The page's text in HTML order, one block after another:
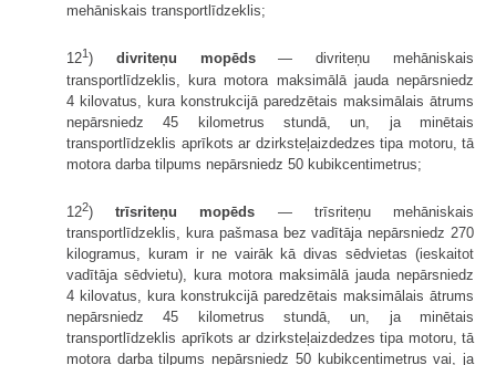
mehāniskais transportlīdzeklis;
121) divriteņu mopēds— divriteņu mehāniskais
transportlīdzeklis, kura motora maksimālā jauda nepārsniedz
4 kilovatus, kura konstrukcijā paredzētais maksimālais ātrums
nepārsniedz 45 kilometrus stundā, un, ja minētais
transportlīdzeklis aprīkots ar dzirksteļaizdedzes tipa motoru, tā
motora darba tilpums nepārsniedz 50 kubikcentimetrus;
122)trīsriteņu mopēds — trīsriteņu mehāniskais
transportlīdzeklis, kura pašmasa bez vadītāja nepārsniedz 270
kilogramus, kuram ir ne vairāk kā divas sēdvietas (ieskaitot
vadītāja sēdvietu), kura motora maksimālā jauda nepārsniedz
4 kilovatus, kura konstrukcijā paredzētais maksimālais ātrums
nepārsniedz 45 kilometrus stundā, un, ja minētais
transportlīdzeklis aprīkots ar dzirksteļaizdedzes tipa motoru, tā
motora darba tilpums nepārsniedz 50 kubikcentimetrus vai, ja